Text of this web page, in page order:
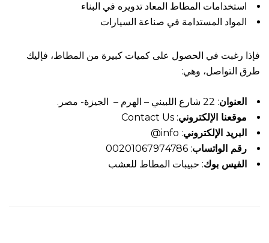
استخدامات المطاط المعاد تدويره في البناء
المواد المستدامة في صناعة السيارات
فإذا رغبت في الحصول على كميات كبيرة من المطاط، فإليك
طرق التواصل، وهي:
العنوان: 22 شارع اللبيني – الهرم – الجيزة- مصر
.
موقعنا الإلكتروني:
Contact Us
البريد الإلكتروني:
info@
رقم الواتساب: 00201067974786
الفيس بوك: حبيبات المطاط للعشب